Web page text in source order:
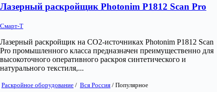
Лазерный раскройщик Photonim P1812 Scan Pro
Смарт-Т
Лазерный раскройщик на СО2-источниках Photonim P1812 Scan
Pro промышленного класса предназначен преимущественно для
высокоточного оперативного раскроя синтетического и
натурального текстиля,...
Раскройное оборудование / Вся Россия / Популярное